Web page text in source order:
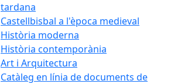
tardana
Castellbisbal a l'època medieval
Història moderna
Història contemporània
Art i Arquitectura
Catàleg en línia de documents de